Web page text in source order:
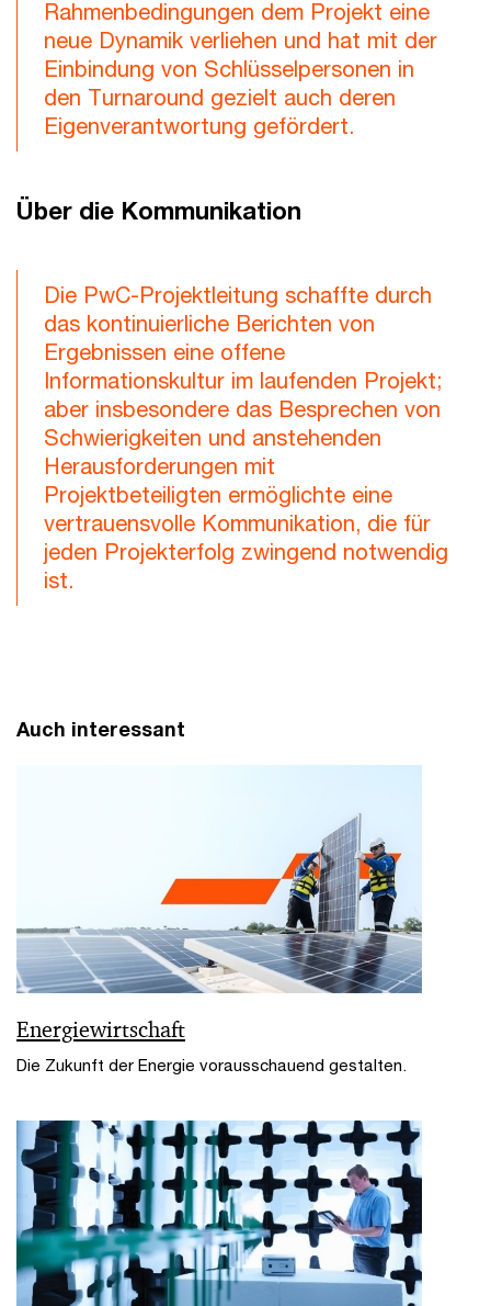
Rahmenbedingungen dem Projekt eine
neue Dynamik verliehen und hat mit der
Einbindung von Schlüsselpersonen in
den Turnaround gezielt auch deren
Eigenverantwortung gefördert.
Über die Kommunikation
Die PwC-Projektleitung schaffte durch
das kontinuierliche Berichten von
Ergebnissen eine offene
Informationskultur im laufenden Projekt;
aber insbesondere das Besprechen von
Schwierigkeiten und anstehenden
Herausforderungen mit
Projektbeteiligten ermöglichte eine
vertrauensvolle Kommunikation, die für
jeden Projekterfolg zwingend notwendig
ist.
Auch interessant
Energiewirtschaft
Die Zukunft der Energie vorausschauend gestalten.